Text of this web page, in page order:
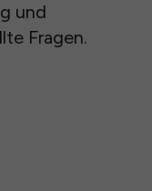
und
Fragen.